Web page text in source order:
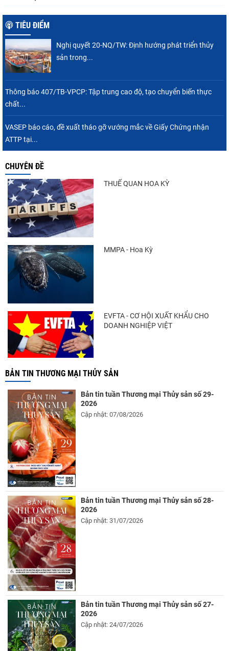
TIÊU ĐIỂM
Nghị quyết 20-NQ/TW: Định hướng phát triển thủy
sản trong...
Thông báo 407/TB-VPCP: Tập trung cao độ, tạo chuyển biến thực
chất...
VASEP báo cáo, đề xuất tháo gỡ vướng mắc về Giấy Chứng nhận
ATTP tại...
CHUYÊN ĐỀ
THUẾ QUAN HOA KỲ
MMPA - Hoa Kỳ
EVFTA - CƠ HỘI XUẤT KHẨU CHO
DOANH NGHIỆP VIỆT
BẢN TIN THƯƠNG MẠI THỦY SẢN
Bản tin tuần Thương mại Thủy sản số 29-
2026
Cập nhật: 07/08/2026
Bản tin tuần Thương mại Thủy sản số 28-
2026
Cập nhật: 31/07/2026
Bản tin tuần Thương mại Thủy sản số 27-
2026
Cập nhật: 24/07/2026